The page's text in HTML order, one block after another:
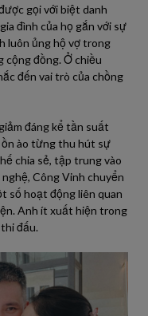
gọi với biệt danh
đình của họ gắn với sự
luôn ủng hộ vợ trong
cộng đồng. Ở chiều
đến vai trò của chồng
đáng kể tần suất
ào từng thu hút sự
chia sẻ, tập trung vào
nghệ, Công Vinh chuyển
số hoạt động liên quan
Anh ít xuất hiện trong
đấu.